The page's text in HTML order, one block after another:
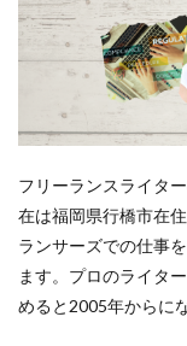
フリーランスライタ
在は福岡県行橋市在住
ランサーズでの仕事
ます。プロのライタ
めると2005年からに